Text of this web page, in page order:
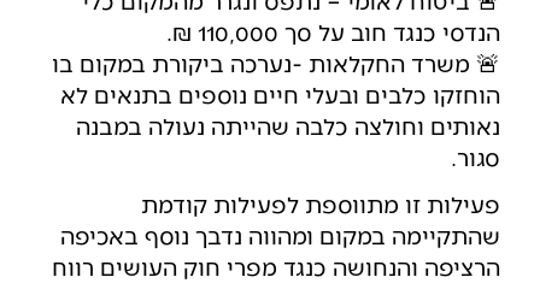
הנדסי כנגד חוב על סך 110,000 ₪.
🚨 משרד החקלאות -נערכה ביקורת במקום בו
הוחזקו כלבים ובעלי חיים נוספים בתנאים לא
נאותים וחולצה כלבה שהייתה נעולה במבנה
סגור.
פעילות זו מתווספת לפעילות קודמת
שהתקיימה במקום ומהווה נדבך נוסף באכיפה
הרציפה והנחושה כנגד מפרי חוק העושים רווח